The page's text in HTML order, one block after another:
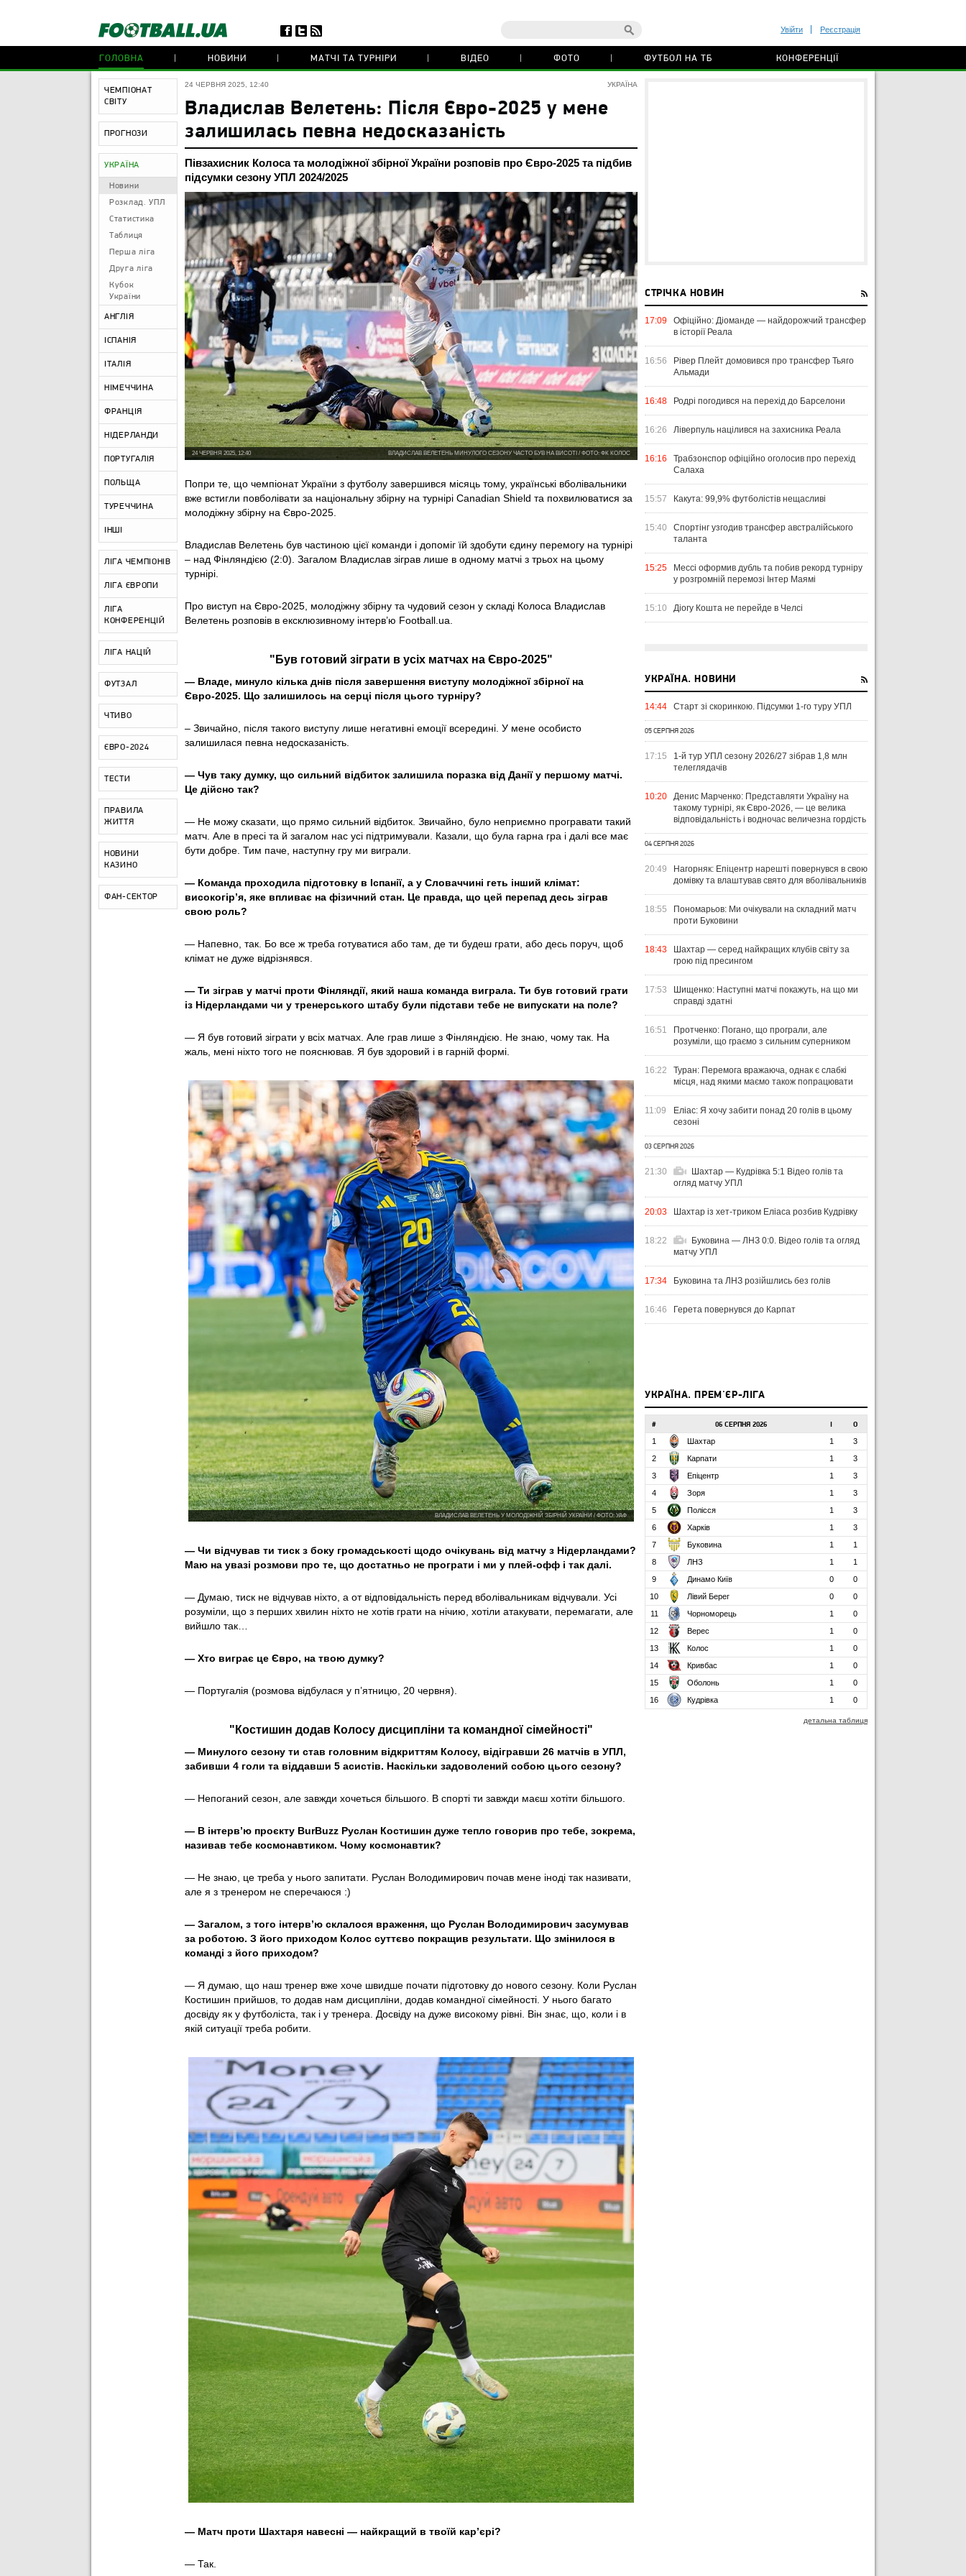
Увійти Реєстрація
ГОЛОВНА НОВИНИ МАТЧІ ТА ТУРНІРИ ВІДЕО ФОТО ФУТБОЛ НА ТБ КОНФЕРЕНЦІЇ
ЧЕМПІОНАТ
СВІТУ
ПРОГНОЗИ
УКРАЇНА
Новини
Розклад. УПЛ
Статистика
Таблиця
Перша ліга
Друга ліга
Кубок
України
АНГЛІЯ
ІСПАНІЯ
ІТАЛІЯ
НІМЕЧЧИНА
ФРАНЦІЯ
НІДЕРЛАНДИ
ПОРТУГАЛІЯ
ПОЛЬЩА
ТУРЕЧЧИНА
ІНШІ
ЛІГА ЧЕМПІОНІВ
ЛІГА ЄВРОПИ
ЛІГА
КОНФЕРЕНЦІЙ
ЛІГА НАЦІЙ
ФУТЗАЛ
ЧТИВО
ЄВРО-2024
ТЕСТИ
ПРАВИЛА
ЖИТТЯ
НОВИНИ
КАЗИНО
ФАН-СЕКТОР
УКРАЇНА
24 ЧЕРВНЯ 2025, 12:40
Владислав Велетень: Після Євро-2025 у мене
залишилась певна недосказаність
Півзахисник Колоса та молодіжної збірної України розповів про Євро-2025 та підбив
підсумки сезону УПЛ 2024/2025
ВЛАДИСЛАВ ВЕЛЕТЕНЬ МИНУЛОГО СЕЗОНУ ЧАСТО БУВ НА ВИСОТІ / ФОТО: ФК КОЛОС
24 ЧЕРВНЯ 2025, 12:40
Попри те, що чемпіонат України з футболу завершився місяць тому, українські вболівальники
вже встигли повболівати за національну збірну на турнірі Canadian Shield та похвилюватися за
молодіжну збірну на Євро-2025.
Владислав Велетень був частиною цієї команди і допоміг їй здобути єдину перемогу на турнірі
– над Фінляндією (2:0). Загалом Владислав зіграв лише в одному матчі з трьох на цьому
турнірі.
Про виступ на Євро-2025, молодіжну збірну та чудовий сезон у складі Колоса Владислав
Велетень розповів в ексклюзивному інтерв’ю Football.ua.
"Був готовий зіграти в усіх матчах на Євро-2025"
— Владе, минуло кілька днів після завершення виступу молодіжної збірної на
Євро-2025. Що залишилось на серці після цього турніру?
– Звичайно, після такого виступу лише негативні емоції всередині. У мене особисто
залишилася певна недосказаність.
— ⁠Чув таку думку, що сильний відбиток залишила поразка від Данії у першому матчі.
Це дійсно так?
— Не можу сказати, що прямо сильний відбиток. Звичайно, було неприємно програвати такий
матч. Але в пресі та й загалом нас усі підтримували. Казали, що була гарна гра і далі все має
бути добре. Тим паче, наступну гру ми виграли.
— ⁠Команда проходила підготовку в Іспанії, а у Словаччині геть інший клімат:
високогірʼя, яке впливає на фізичний стан. Це правда, що цей перепад десь зіграв
свою роль?
— Напевно, так. Бо все ж треба готуватися або там, де ти будеш грати, або десь поруч, щоб
клімат не дуже відрізнявся.
— ⁠Ти зіграв у матчі проти Фінляндії, який наша команда виграла. Ти був готовий грати
із Нідерландами чи у тренерського штабу були підстави тебе не випускати на поле?
— Я був готовий зіграти у всіх матчах. Але грав лише з Фінляндією. Не знаю, чому так. На
жаль, мені ніхто того не пояснював. Я був здоровий і в гарній формі.
ВЛАДИСЛАВ ВЕЛЕТЕНЬ У МОЛОДІЖНІЙ ЗБІРНІЙ УКРАЇНИ / ФОТО: УАФ
— ⁠Чи відчував ти тиск з боку громадськості щодо очікувань від матчу з Нідерландами?
Маю на увазі розмови про те, що достатньо не програти і ми у плей-офф і так далі.
— Думаю, тиск не відчував ніхто, а от відповідальність перед вболівальникам відчували. Усі
розуміли, що з перших хвилин ніхто не хотів грати на нічию, хотіли атакувати, перемагати, але
вийшло так…
— ⁠Хто виграє це Євро, на твою думку?
— Португалія (розмова відбулася у п’ятницю, 20 червня).
"Костишин додав Колосу дисципліни та командної сімейності"
— ⁠Минулого сезону ти став головним відкриттям Колосу, відігравши 26 матчів в УПЛ,
забивши 4 голи та віддавши 5 асистів. Наскільки задоволений собою цього сезону?
— Непоганий сезон, але завжди хочеться більшого. В спорті ти завжди маєш хотіти більшого.
— ⁠В інтервʼю проєкту BurBuzz Руслан Костишин дуже тепло говорив про тебе, зокрема,
називав тебе космонавтиком. Чому космонавтик?
— Не знаю, це треба у нього запитати. Руслан Володимирович почав мене іноді так називати,
але я з тренером не сперечаюся :)
— ⁠Загалом, з того інтервʼю склалося враження, що Руслан Володимирович засумував
за роботою. З його приходом Колос суттєво покращив результати. Що змінилося в
команді з його приходом?
— Я думаю, що наш тренер вже хоче швидше почати підготовку до нового сезону. Коли Руслан
Костишин прийшов, то додав нам дисципліни, додав командної сімейності. У нього багато
досвіду як у футболіста, так і у тренера. Досвіду на дуже високому рівні. Він знає, що, коли і в
якій ситуації треба робити.
— ⁠Матч проти Шахтаря навесні — найкращий в твоїй карʼєрі?
— Так.
СТРІЧКА НОВИН
17:09
Офіційно: Діоманде — найдорожчий трансфер
в історії Реала
16:56
Рівер Плейт домовився про трансфер Тьяго
Альмади
16:48 Родрі погодився на перехід до Барселони
16:26 Ліверпуль націлився на захисника Реала
16:16
Трабзонспор офіційно оголосив про перехід
Салаха
15:57 Какута: 99,9% футболістів нещасливі
15:40
Спортінг узгодив трансфер австралійського
таланта
15:25
Мессі оформив дубль та побив рекорд турніру
у розгромній перемозі Інтер Маямі
15:10 Діогу Кошта не перейде в Челсі
УКРАЇНА. НОВИНИ
14:44 Старт зі скоринкою. Підсумки 1-го туру УПЛ
05 СЕРПНЯ 2026
17:15
1-й тур УПЛ сезону 2026/27 зібрав 1,8 млн
телеглядачів
10:20
Денис Марченко: Представляти Україну на
такому турнірі, як Євро-2026, — це велика
відповідальність і водночас величезна гордість
04 СЕРПНЯ 2026
20:49
Нагорняк: Епіцентр нарешті повернувся в свою
домівку та влаштував свято для вболівальників
18:55
Пономарьов: Ми очікували на складний матч
проти Буковини
18:43
Шахтар — серед найкращих клубів світу за
грою під пресингом
17:53
Шищенко: Наступні матчі покажуть, на що ми
справді здатні
16:51
Протченко: Погано, що програли, але
розуміли, що граємо з сильним суперником
16:22
Туран: Перемога вражаюча, однак є слабкі
місця, над якими маємо також попрацювати
11:09
Еліас: Я хочу забити понад 20 голів в цьому
сезоні
03 СЕРПНЯ 2026
21:30
Шахтар — Кудрівка 5:1 Відео голів та
огляд матчу УПЛ
20:03 Шахтар із хет-триком Еліаса розбив Кудрівку
18:22
Буковина — ЛНЗ 0:0. Відео голів та огляд
матчу УПЛ
17:34 Буковина та ЛНЗ розійшлись без голів
16:46 Герета повернувся до Карпат
УКРАЇНА. ПРЕМ'ЄР-ЛІГА
# 06 СЕРПНЯ 2026 О
1 Шахтар 1
3
2
Карпати 1
3
3
Епіцентр 1
3
4
Зоря 1
3
5
Полісся 1
3
6
Харків 1
3
7
Буковина 1
1
8
ЛНЗ 1
1
9
Динамо Київ 0
0
10
Лівий Берег 0
0
11
Чорноморець 1
0
12
Верес 1
0
13
Колос 1
0
14
Кривбас 1
0
15
Оболонь 1
0
16
Кудрівка 1 0
детальна таблиця